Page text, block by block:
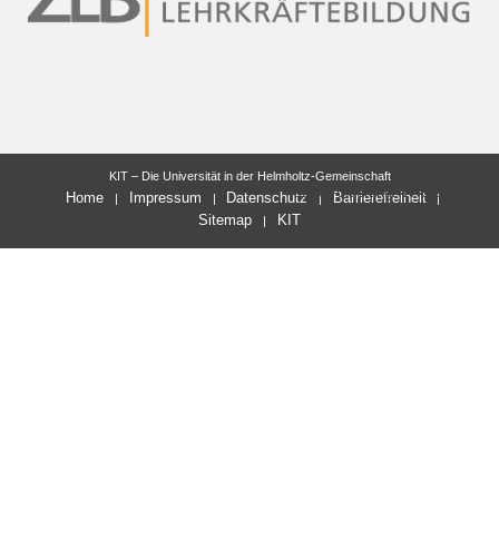
letzte Änderung: 17.06.2026
KIT – Die Universität in der Helmholtz-Gemeinschaft
Home Impressum Datenschutz
Barrierefreiheit
Sitemap
KIT